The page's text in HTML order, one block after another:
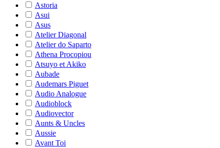
Astoria
Asui
Asus
Atelier Diagonal
Atelier do Saparto
Athena Procopiou
Atsuyo et Akiko
Aubade
Audemars Piguet
Audio Analogue
Audioblock
Audiovector
Aunts & Uncles
Aussie
Avant Toi